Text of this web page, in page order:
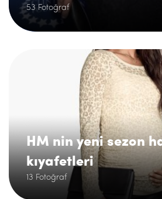
53 Fotoğraf
HM nin yeni sezon
kıyafetleri
13 Fotoğraf